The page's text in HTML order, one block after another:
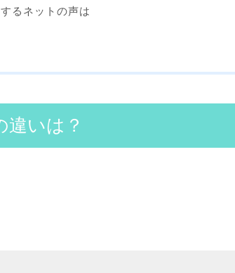
るネットの声は
いは？